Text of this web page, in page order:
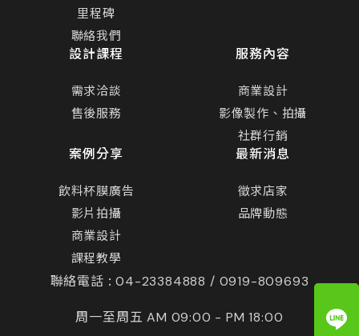
聯絡電話 :04-23384888 / 0919-809693
周一至周五 AM 09:00 - PM 18:00
里程碑
聯絡我們
設計課程
需求洽談
售後服務
服務內容
商業設計
影像製作、拍攝
社群行銷
案例分享
飲料杯膜廣告
影片拍攝
商業設計
課程教學
最新消息
徵求店家
品牌動態